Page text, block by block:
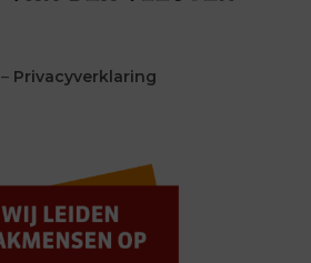
– Privacyverklaring